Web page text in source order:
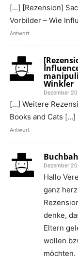
[…] [Rezension]
Vorbilder – Wie
Antwort
Winkler
Dezember
[…] Weitere
Books and Cats […]
Antwort
Dezember
Hallo
ganz
denke,
Eltern
wollen
möchten.